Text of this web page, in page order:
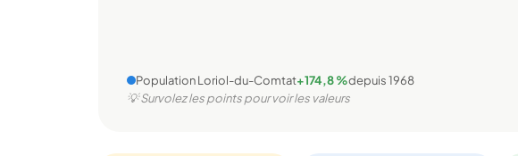
Population Loriol-du-Comtat+174,8 %depuis 1968
💡 Survolez les points pour voir les valeurs